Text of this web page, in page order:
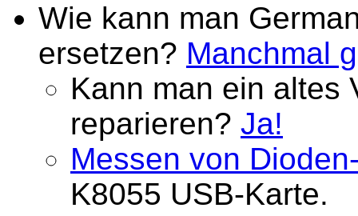
Wie kann man
ersetzen? Manchmal
Kann man ein altes
reparieren? Ja!
Messen von
K8055 USB-Karte.